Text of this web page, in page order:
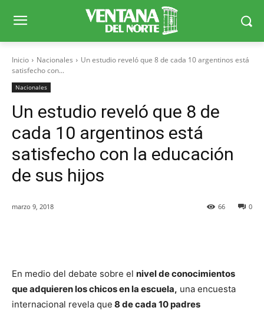
Inicio Nacionales
Un estudio reveló que 8 de cada 10 argentinos está
satisfecho con...
Nacionales
Un estudio reveló que 8 de
cada 10 argentinos está
satisfecho con la educación
de sus hijos
marzo 9, 2018 0
66
En medio del debate sobre el nivel de conocimientos
que adquieren los chicos en la escuela, una encuesta
internacional revela que 8 de cada 10 padres